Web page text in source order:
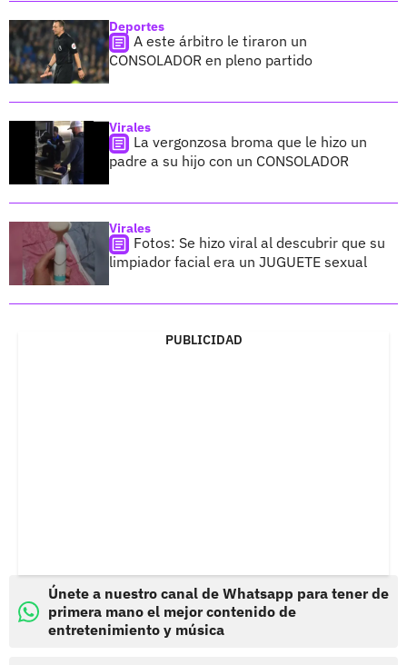
Deportes
A este árbitro le tiraron un
CONSOLADOR en pleno partido
Virales
La vergonzosa broma que le hizo un
padre a su hijo con un CONSOLADOR
Virales
Fotos: Se hizo viral al descubrir que su
limpiador facial era un JUGUETE sexual
PUBLICIDAD
Únete a nuestro canal de Whatsapp para tener de
primera mano el mejor contenido de
entretenimiento y música